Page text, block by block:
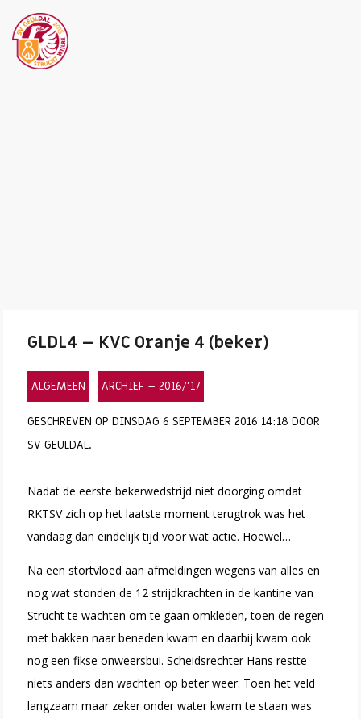
GLDL4 – KVC Oranje 4 (beker)
ALGEMEEN ARCHIEF – 2016/’17
GESCHREVEN OP DINSDAG 6 SEPTEMBER 2016 14:18 DOOR
SV GEULDAL.
Nadat de eerste bekerwedstrijd niet doorging omdat
RKTSV zich op het laatste moment terugtrok was het
vandaag dan eindelijk tijd voor wat actie. Hoewel…
Na een stortvloed aan afmeldingen wegens van alles en
nog wat stonden de 12 strijdkrachten in de kantine van
Strucht te wachten om te gaan omkleden, toen de regen
met bakken naar beneden kwam en daarbij kwam ook
nog een fikse onweersbui. Scheidsrechter Hans restte
niets anders dan wachten op beter weer. Toen het veld
langzaam maar zeker onder water kwam te staan was